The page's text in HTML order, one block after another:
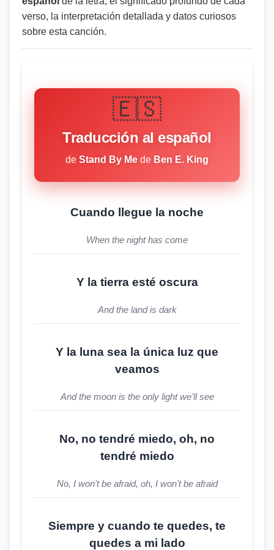
verso, la interpretación detallada y datos curiosos
sobre esta canción.
🇪🇸
Traducción al español
de Stand By Me de Ben E. King
Cuando llegue la noche
When the night has come
Y la tierra esté oscura
And the land is dark
Y la luna sea la única luz que
veamos
And the moon is the only light we'll see
No, no tendré miedo, oh, no
tendré miedo
No, I won't be afraid, oh, I won't be afraid
Siempre y cuando te quedes, te
quedes a mi lado